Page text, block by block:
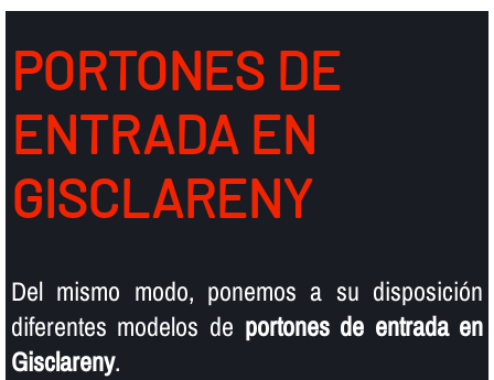
PORTONES DE
ENTRADA EN
GISCLARENY
Del mismo modo, ponemos a su disposición
diferentes modelos de portones de entrada en
Gisclareny.